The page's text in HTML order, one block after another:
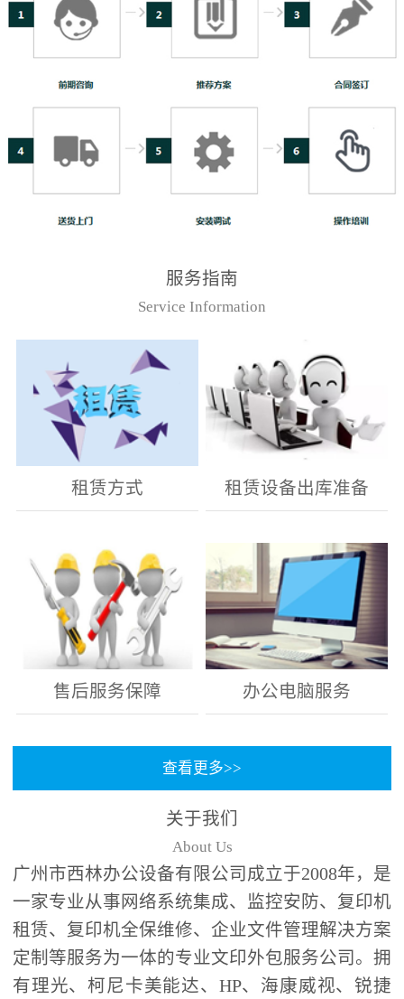
服务指南
Service Information
租赁方式 租赁设备出库准备
售后服务保障 办公电脑服务
查看更多>>
关于我们
About Us
广州市西林办公设备有限公司成立于2008年，是
一家专业从事网络系统集成、监控安防、复印机
租赁、复印机全保维修、企业文件管理解决方案
定制等服务为一体的专业文印外包服务公司。拥
有理光、柯尼卡美能达、HP、海康威视、锐捷